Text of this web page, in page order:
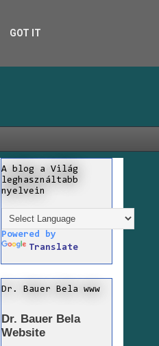
A blog a Világ
leghasználtabb
nyelvein
Powered by
Translate
Dr. Bauer Bela www
Dr. Bauer Bela
Website
GOT IT